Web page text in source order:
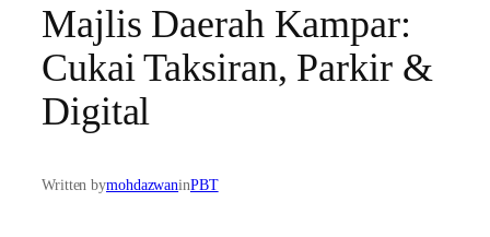
Majlis Daerah Kampar:
Cukai Taksiran, Parkir &
Digital
Written bymohdazwaninPBT